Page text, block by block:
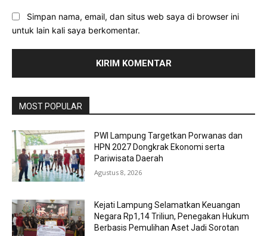
Simpan nama, email, dan situs web saya di browser ini
untuk lain kali saya berkomentar.
MOST POPULAR
PWI Lampung Targetkan Porwanas dan
HPN 2027 Dongkrak Ekonomi serta
Pariwisata Daerah
Agustus 8, 2026
Kejati Lampung Selamatkan Keuangan
Negara Rp1,14 Triliun, Penegakan Hukum
Berbasis Pemulihan Aset Jadi Sorotan